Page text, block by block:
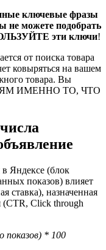
ключевые фразы
не можете подобрать
эти ключи!
от поиска товара
ковыряться на вашем
товара. Вы
ИМЕННО ТО, ЧТО
Яндексе (блок
показов) влияет
ставка), назначенная
(CTR, Click through
показов) * 100